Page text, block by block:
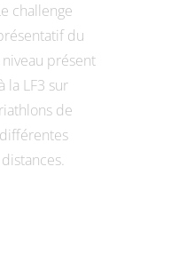
challenge
du
présent
à la LF3 sur
de
différentes
distances.